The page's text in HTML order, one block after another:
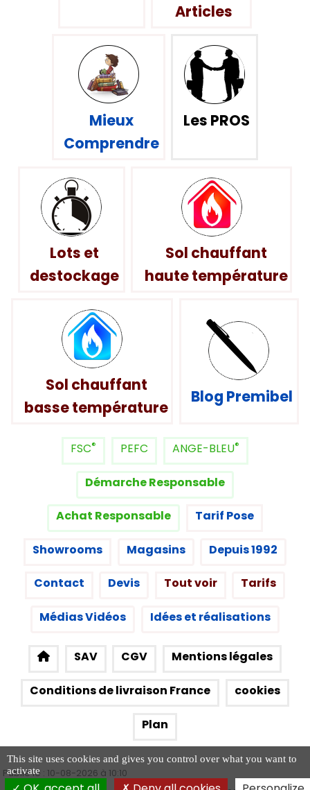
Articles
Mieux
Comprendre
Les PROS
Lots et
destockage
Sol chauffant
haute température
Sol chauffant
basse température
Blog Premibel
FSC® PEFC ANGE-BLEU®
Démarche Responsable
Achat Responsable Tarif Pose
Showrooms Magasins Depuis 1992
Contact Devis Tout voir Tarifs
Médias Vidéos Idées et réalisations
SAV CGV Mentions légales
Conditions de livraison France cookies
Plan
Publié le : 10-08-2026 à 10:10
This site uses cookies and gives you control over what you want to
activate